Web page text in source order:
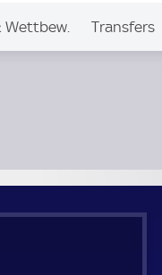
Wettbew. Transfers